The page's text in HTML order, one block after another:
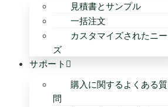
見積書とサンプル
一括注文
カスタマイズされたニー
ズ
サポート
購入に関するよくある質
問